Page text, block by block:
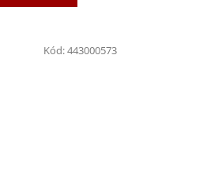
Kód:443000573